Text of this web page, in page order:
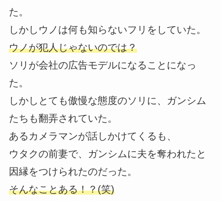
た。
しかしウノは何も知らないフリをしていた。
ウノが犯人じゃないのでは？
ソリが会社の広告モデルになることになっ
た。
しかしとても傲慢な態度のソリに、ガンシム
たちも翻弄されていた。
あるカメラマンが話しかけてくるも、
ウタクの前妻で、ガンシムに夫を奪われたと
因縁をつけられたのだった。
そんなことある！？(笑)